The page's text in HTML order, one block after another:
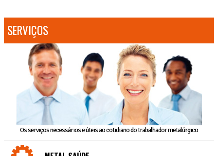
SERVIÇOS
Os serviços necessários e úteis ao cotidiano do trabalhador metalúrgico